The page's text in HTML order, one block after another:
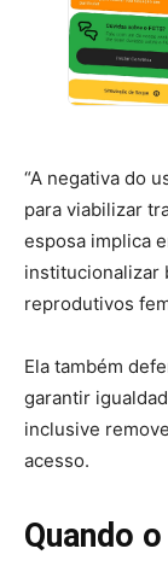
“A negativa do
para viabilizar
esposa implica
institucionalizar
reprodutivos
Ela também
garantir
inclusive
acesso.
Quando